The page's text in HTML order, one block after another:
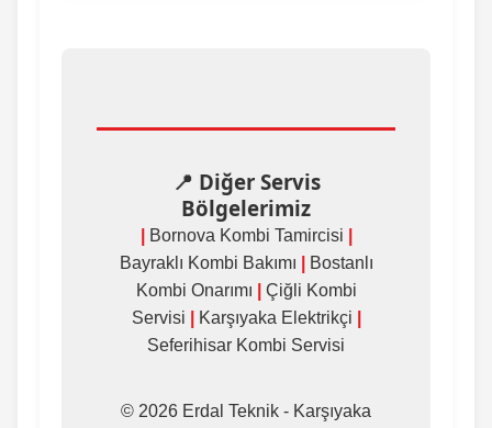
📍 Diğer Servis
Bölgelerimiz
Bornova Kombi Tamircisi
Bayraklı Kombi Bakımı
Bostanlı
Kombi Onarımı
Çiğli Kombi
Servisi
Karşıyaka Elektrikçi
Seferihisar Kombi Servisi
© 2026 Erdal Teknik - Karşıyaka